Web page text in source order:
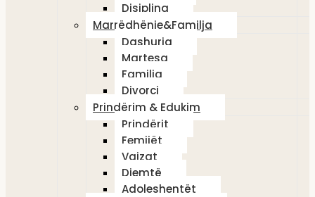
Disiplina
Marrëdhënie&Familja
Dashuria
Martesa
Familja
Divorci
Prindërim & Edukim
Prindërit
Femijët
Vajzat
Djemtë
Adoleshentët